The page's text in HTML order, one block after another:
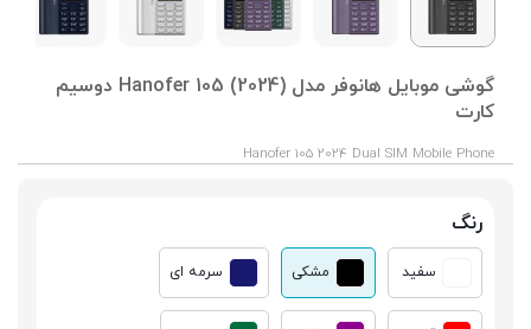
گوشی موبایل هانوفر مدل (2024) Hanofer 105 دوسیم
کارت
Hanofer 105 2024 Dual SIM Mobile Phone
رنگ
سفید مشکی سرمه ای